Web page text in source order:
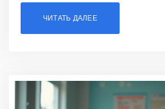
чувствовать себя увереннее на
Здесь нет скучной теории —
пригодится прямо на экзамене.
ЧИТАТЬ ДАЛЕЕ